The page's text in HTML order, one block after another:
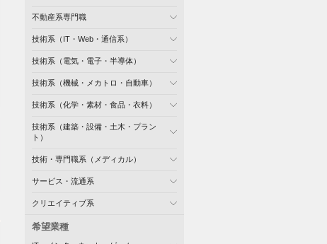
不動産系専門職
技術系（IT・Web・通信系）
技術系（電気・電子・半導体）
技術系（機械・メカトロ・自動車）
技術系（化学・素材・食品・衣料）
技術系（建築・設備・土木・プラン
ト）
技術・専門職系（メディカル）
サービス・流通系
クリエイティブ系
希望業種